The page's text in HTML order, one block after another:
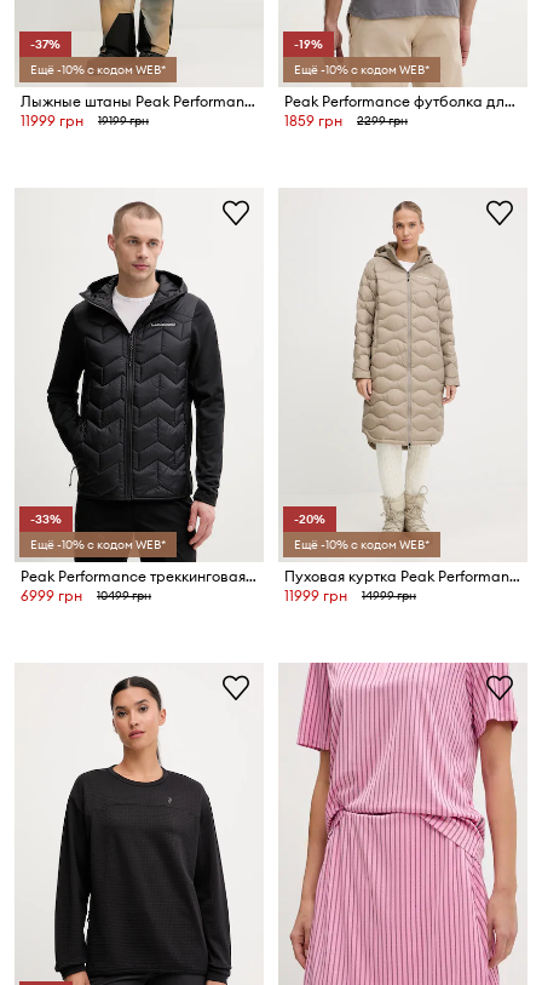
-37%
Ещё -10% с кодом WEB*
Лыжные штаны Peak Performance
11999 грн
19199 грн
-19%
Ещё -10% с кодом WEB*
Peak Performance футболка для мужчин Explore Graphic
1859 грн
2299 грн
-33%
Ещё -10% с кодом WEB*
Peak Performance треккинговая куртка мужская Elevate Liner Hybrid
6999 грн
10499 грн
-20%
Ещё -10% с кодом WEB*
Пуховая куртка Peak Performance HELIUM
11999 грн
14999 грн